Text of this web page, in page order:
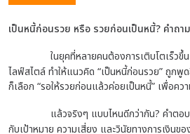
เป็นหนี้ก่อนรวย หรือ รวยก่อนเป็นหนี้? คำถ
ในยุคที่หลายคนต้องการเติบโตเร็ว
ไลฟ์สไตล์ ทำให้แนวคิด “เป็นหนี้ก่อนรวย” ถูกพู
ก็เลือก “รอให้รวยก่อนแล้วค่อยเป็นหนี้” เพื่อคว
แล้วจริงๆ แบบไหนดีกว่ากัน? คำตอ
กับเป้าหมาย ความเสี่ยง และวินัยทางการเงินข